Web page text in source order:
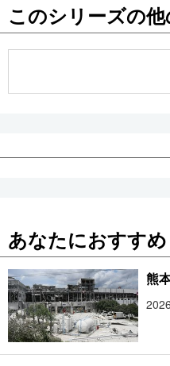
このシリーズの
あなたにおすすめ
熊